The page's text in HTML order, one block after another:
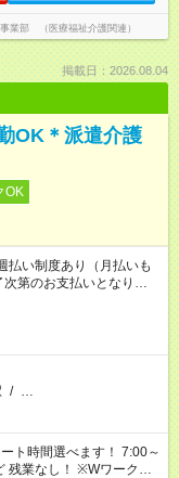
業部 （医療福祉介護関連）
掲載日：2026.08.04
OK＊派遣介護
OK
い制度あり（月払いも
第のお支払いとなりま
/ …
※Wワークの